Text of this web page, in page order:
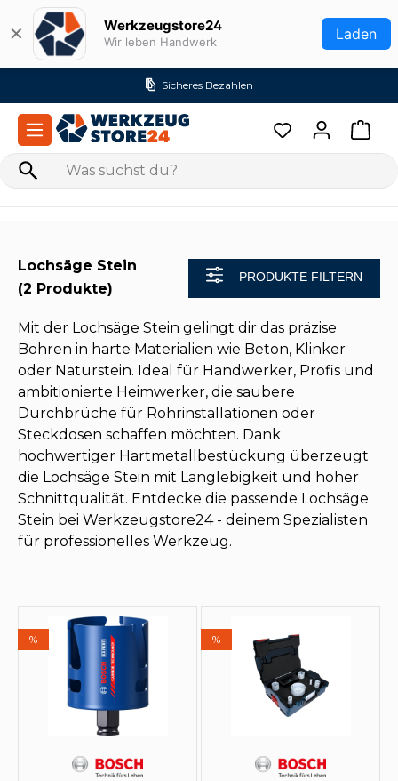
Zum Hauptinhalt springen
✕ Werkzeugstore24
Wir leben Handwerk Laden
Sicheres Bezahlen
Lochsäge Stein
(2 Produkte)
PRODUKTE FILTERN
Mit der Lochsäge Stein gelingt dir das präzise
Bohren in harte Materialien wie Beton, Klinker
oder Naturstein. Ideal für Handwerker, Profis und
ambitionierte Heimwerker, die saubere
Durchbrüche für Rohrinstallationen oder
Steckdosen schaffen möchten. Dank
hochwertiger Hartmetallbestückung überzeugt
die Lochsäge Stein mit Langlebigkeit und hoher
Schnittqualität. Entdecke die passende Lochsäge
Stein bei Werkzeugstore24 - deinem Spezialisten
für professionelles Werkzeug.
% %